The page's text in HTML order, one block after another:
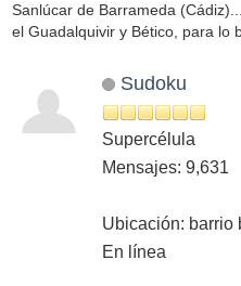
Sanlúcar de Barrameda
el Guadalquivir y Bético, para lo
Sudoku
Supercélula
Mensajes: 9,631
Ubicación: barrio
En línea